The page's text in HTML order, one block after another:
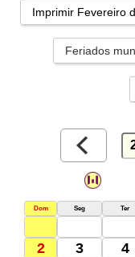
Imprimir Fevereiro
Feriados
Dom Seg Ter
2
3 4